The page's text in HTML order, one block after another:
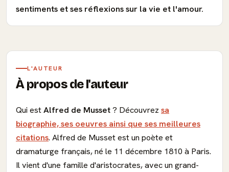
sentiments et ses réflexions sur la vie et l'amour.
L'AUTEUR
À propos de l'auteur
Qui estAlfred de Musset? Découvrez sa
biographie, ses oeuvres ainsi que ses meilleures
citations. Alfred de Musset est un poète et
dramaturge français, né le 11 décembre 1810 à Paris.
Il vient d'une famille d'aristocrates, avec un grand-